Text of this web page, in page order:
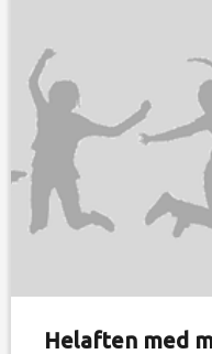
Helaften med